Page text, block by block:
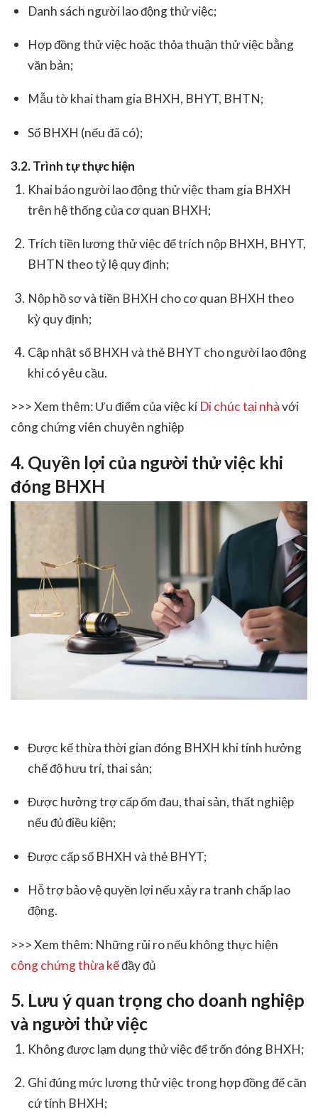
Danh sách người lao động thử việc;
Hợp đồng thử việc hoặc thỏa thuận thử việc bằng
văn bản;
Mẫu tờ khai tham gia BHXH, BHYT, BHTN;
Sổ BHXH (nếu đã có);
3.2. Trình tự thực hiện
Khai báo người lao động thử việc tham gia BHXH
trên hệ thống của cơ quan BHXH;
Trích tiền lương thử việc để trích nộp BHXH, BHYT,
BHTN theo tỷ lệ quy định;
Nộp hồ sơ và tiền BHXH cho cơ quan BHXH theo
kỳ quy định;
Cập nhật sổ BHXH và thẻ BHYT cho người lao động
khi có yêu cầu.
>>> Xem thêm: Ưu điểm của việc kí Di chúc tại nhàvới
công chứng viên chuyên nghiệp
4. Quyền lợi của người thử việc khi
đóng BHXH
Được kế thừa thời gian đóng BHXH khi tính hưởng
chế độ hưu trí, thai sản;
Được hưởng trợ cấp ốm đau, thai sản, thất nghiệp
nếu đủ điều kiện;
Được cấp sổ BHXH và thẻ BHYT;
Hỗ trợ bảo vệ quyền lợi nếu xảy ra tranh chấp lao
động.
>>> Xem thêm: Những rủi ro nếu không thực hiện
công chứng thừa kếđầy đủ
5. Lưu ý quan trọng cho doanh nghiệp
và người thử việc
Không được lạm dụng thử việc để trốn đóng BHXH;
Ghi đúng mức lương thử việc trong hợp đồng để căn
cứ tính BHXH;